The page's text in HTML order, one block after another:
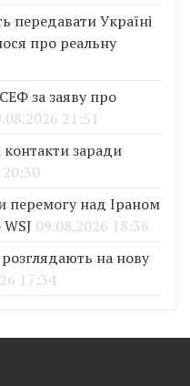
передавати Україні
про реальну
за заяву про
21:51
контакти заради
перемогу над Іраном
09.08.2026 18:36
на нову
17:34